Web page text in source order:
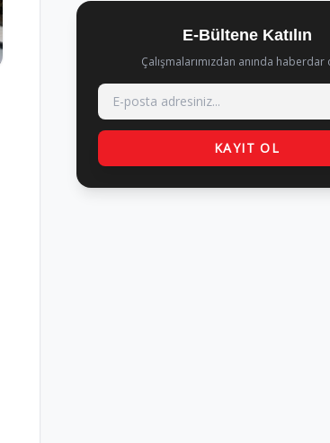
E-Bültene Katılın
Çalışmalarımızdan anında haberdar
KAYIT OL